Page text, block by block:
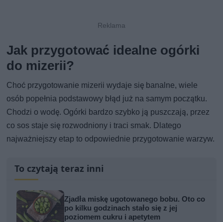
Jak przygotować idealne ogórki
do mizerii?
Choć przygotowanie mizerii wydaje się banalne, wiele
osób popełnia podstawowy błąd już na samym początku.
Chodzi o wodę. Ogórki bardzo szybko ją puszczają, przez
co sos staje się rozwodniony i traci smak. Dlatego
najważniejszy etap to odpowiednie przygotowanie warzyw.
To czytają teraz inni
Zjadła miskę ugotowanego bobu. Oto co
po kilku godzinach stało się z jej
poziomem cukru i apetytem